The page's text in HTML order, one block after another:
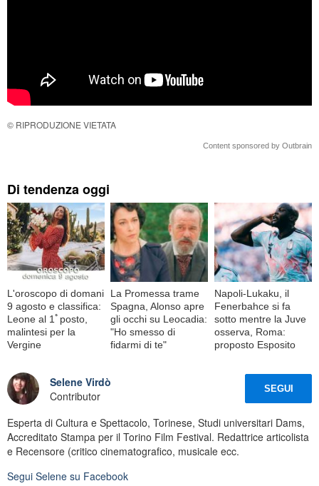
© RIPRODUZIONE VIETATA
Content sponsored by Outbrain
Di tendenza oggi
L'oroscopo di domani
9 agosto e classifica:
Leone al 1ﾟposto,
malintesi per la
Vergine
La Promessa trame
Spagna, Alonso apre
gli occhi su Leocadia:
"Ho smesso di
fidarmi di te"
Napoli-Lukaku, il
Fenerbahce si fa
sotto mentre la Juve
osserva, Roma:
proposto Esposito
Selene Virdò
Contributor
SEGUI
Esperta di Cultura e Spettacolo, Torinese, Studi universitari Dams,
Accreditato Stampa per il Torino Film Festival. Redattrice articolista
e Recensore (critico cinematografico, musicale ecc.
Segui Selene su Facebook